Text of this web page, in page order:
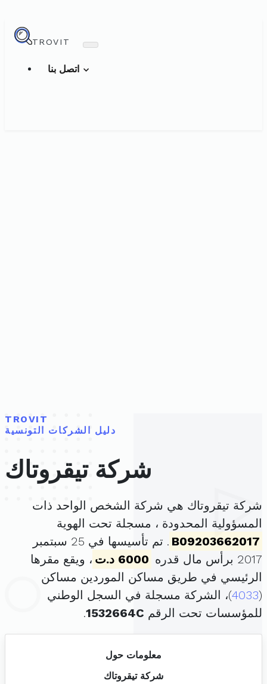
TROVIT
TROVIT
دليل الشركات التونسية
شركة تيقروتاك
شركة تيقروتاك هي شركة الشخص الواحد ذات
المسؤولية المحدودة ، مسجلة تحت الهوية
B09203662017
. تم تأسيسها في 25 سبتمبر
2017 برأس مال قدره
6000 د.ت
، ويقع مقرها
الرئيسي في طريق مساكن الموردين مساكن
(
4033)، الشركة مسجلة في السجل الوطني
للمؤسسات تحت الرقم 1532664C
.
معلومات حول
شركة تيقروتاك